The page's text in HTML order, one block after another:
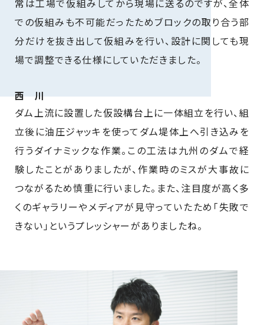
常は工場で仮組みしてから現場に送るのですが、全体
での仮組みも不可能だったためブロックの取り合う部
分だけを抜き出して仮組みを行い、設計に関しても現
場で調整できる仕様にしていただきました。
西 川
ダム上流に設置した仮設構台上に一体組立を行い、組
立後に油圧ジャッキを使ってダム堤体上へ引き込みを
行うダイナミックな作業。この工法は九州のダムで経
験したことがありましたが、作業時のミスが大事故に
つながるため慎重に行いました。また、注目度が高く多
くのギャラリーやメディアが見守っていたため「失敗で
きない」というプレッシャーがありましたね。